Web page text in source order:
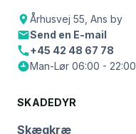
Århusvej 55, Ans by
Send en E-mail
+45 42 48 67 78
Man-Lør 06:00 - 22:00
SKADEDYR
Skægkræ